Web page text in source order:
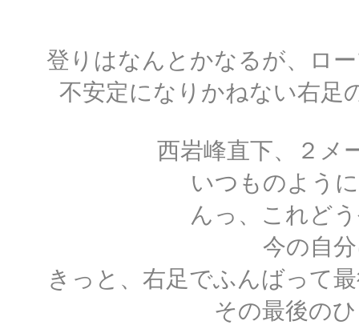
登りはなんとかなるが、ロ
不安定になりかねない右足
西岩峰直下、２メ
いつものよう
んっ、これど
今の自
きっと、右足でふんばって
その最後の